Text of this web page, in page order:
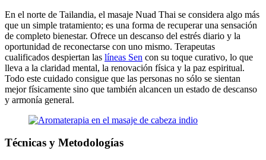
En el norte de Tailandia, el masaje Nuad Thai se considera algo más
que un simple tratamiento; es una forma de recuperar una sensación
de completo bienestar. Ofrece un descanso del estrés diario y la
oportunidad de reconectarse con uno mismo. Terapeutas
cualificados despiertan las líneas Sen con su toque curativo, lo que
lleva a la claridad mental, la renovación física y la paz espiritual.
Todo este cuidado consigue que las personas no sólo se sientan
mejor físicamente sino que también alcancen un estado de descanso
y armonía general.
Técnicas y Metodologías